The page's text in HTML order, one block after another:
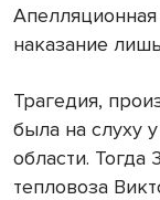
наказание
Трагедия,
была на слуху
области.
тепловоза